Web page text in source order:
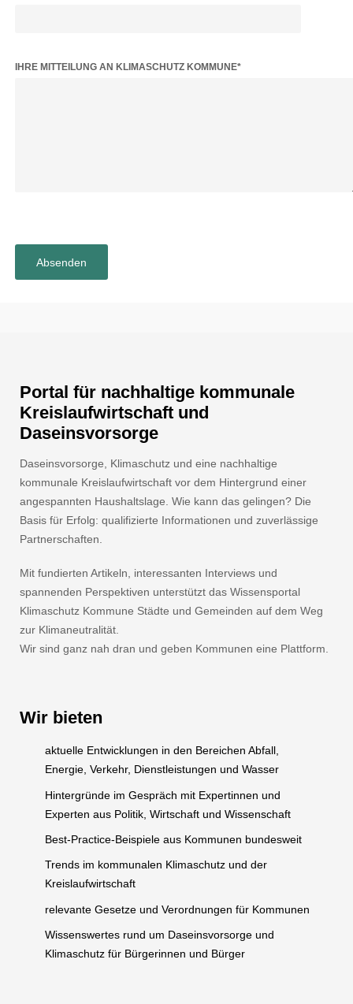
BITTE LASSE DIESES FELD LEER.
IHRE MITTEILUNG AN KLIMASCHUTZ KOMMUNE*
Portal für nachhaltige kommunale
Kreislaufwirtschaft und
Daseinsvorsorge
Daseinsvorsorge, Klimaschutz und eine nachhaltige
kommunale Kreislaufwirtschaft vor dem Hintergrund einer
angespannten Haushaltslage. Wie kann das gelingen? Die
Basis für Erfolg: qualifizierte Informationen und zuverlässige
Partnerschaften.
Mit fundierten Artikeln, interessanten Interviews und
spannenden Perspektiven unterstützt das Wissensportal
Klimaschutz Kommune Städte und Gemeinden auf dem Weg
zur Klimaneutralität.
Wir sind ganz nah dran und geben Kommunen eine Plattform.
Wir bieten
aktuelle Entwicklungen in den Bereichen Abfall,
Energie, Verkehr, Dienstleistungen und Wasser
Hintergründe im Gespräch mit Expertinnen und
Experten aus Politik, Wirtschaft und Wissenschaft
Best-Practice-Beispiele aus Kommunen bundesweit
Trends im kommunalen Klimaschutz und der
Kreislaufwirtschaft
relevante Gesetze und Verordnungen für Kommunen
Wissenswertes rund um Daseinsvorsorge und
Klimaschutz für Bürgerinnen und Bürger